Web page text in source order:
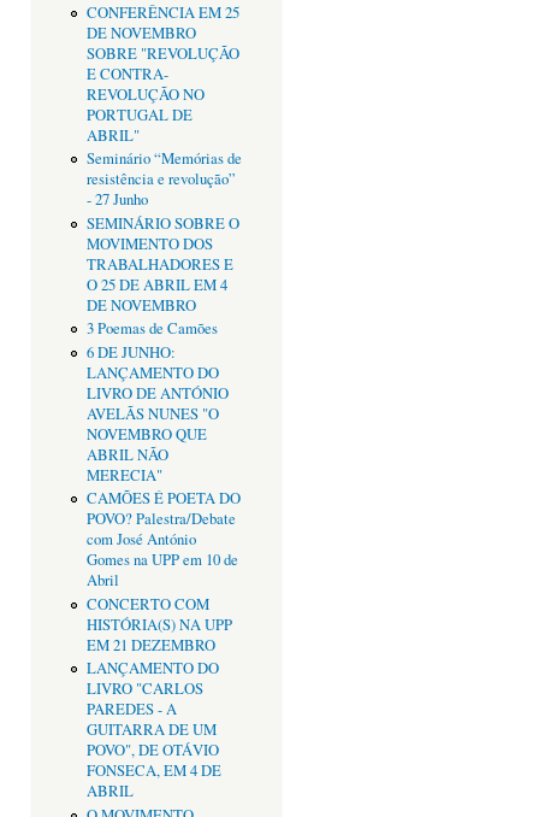
CONFERÊNCIA EM 25
DE NOVEMBRO
SOBRE "REVOLUÇÃO
E CONTRA-
REVOLUÇÃO NO
PORTUGAL DE
ABRIL"
Seminário “Memórias de
resistência e revolução”
- 27 Junho
SEMINÁRIO SOBRE O
MOVIMENTO DOS
TRABALHADORES E
O 25 DE ABRIL EM 4
DE NOVEMBRO
3 Poemas de Camões
6 DE JUNHO:
LANÇAMENTO DO
LIVRO DE ANTÓNIO
AVELÃS NUNES "O
NOVEMBRO QUE
ABRIL NÃO
MERECIA"
CAMÕES É POETA DO
POVO? Palestra/Debate
com José António
Gomes na UPP em 10 de
Abril
CONCERTO COM
HISTÓRIA(S) NA UPP
EM 21 DEZEMBRO
LANÇAMENTO DO
LIVRO "CARLOS
PAREDES - A
GUITARRA DE UM
POVO", DE OTÁVIO
FONSECA, EM 4 DE
ABRIL